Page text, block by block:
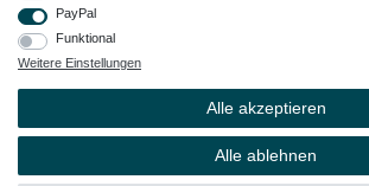
Warenzeichen Ihrer Eigentümer.
© Copyright 2026 – Dauerkauer | Alle Rechte vorbehalten.
PayPal
Funktional
Weitere Einstellungen
Alle akzeptieren
Alle ablehnen